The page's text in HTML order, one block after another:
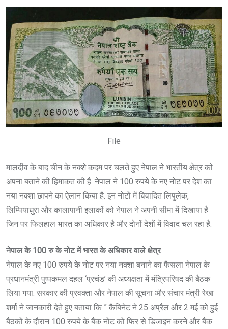
Email
File
मालदीव के बाद चीन के नक्शे कदम पर चलते हुए नेपाल ने भारतीय क्षेत्र को
अपना बताने की हिमाकत की है. नेपाल ने 100 रुपये के नए नोट पर देश का
नया नक्शा छापने का ऐलान किया है. इन नोटों में विवादित लिपुलेक,
लिम्पियाधुरा और कालापानी इलाकों को नेपाल ने अपनी सीमा में दिखाया है
जिन पर फिलहाल भारत का अधिकार है और दोनों देशों में विवाद चल रहा है.
नेपाल के 100 रु के नोट में भारत के अधिकार वाले क्षेत्र
नेपाल के नए 100 रुपये के नोट पर नया नक्शा बनाने का फैसला नेपाल के
प्रधानमंत्री पुष्पकमल दहल ‘प्रचंड’ की अध्यक्षता में मंत्रिपरिषद की बैठक
लिया गया. सरकार की प्रवक्ता और नेपाल की सूचना और संचार मंत्री रेखा
शर्मा ने जानकारी देते हुए बताया कि ” कैबिनेट ने 25 अप्रैल और 2 मई को हुई
बैठकों के दौरान 100 रुपये के बैंक नोट को फिर से डिजाइन करने और बैंक